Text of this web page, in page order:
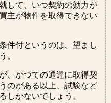
して、いつ契約の効力が
主が物件を取得できない
件付というのは、望まし
。
、かつての通達に取得契
のがある以上、試験など
しかないでしょう。